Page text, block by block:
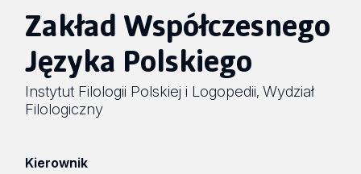
Zakład Współczesnego
Języka Polskiego
Instytut Filologii Polskiej i Logopedii, Wydział
Filologiczny
Kierownik